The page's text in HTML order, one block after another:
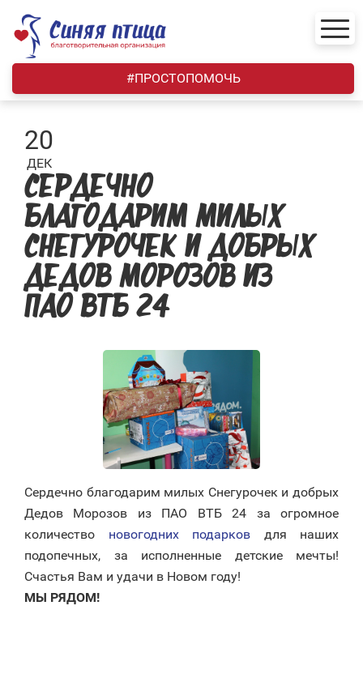
content
#ПРОСТОПОМОЧЬ
20
ДЕК
СЕРДЕЧНО
БЛАГОДАРИМ МИЛЫХ
СНЕГУРОЧЕК И ДОБРЫХ
ДЕДОВ МОРОЗОВ ИЗ
ПАО ВТБ 24
Сердечно благодарим милых Снегурочек и добрых
Дедов Морозов из ПАО ВТБ 24 за огромное
количество новогодних подарков для наших
подопечных, за исполненные детские мечты!
Счастья Вам и удачи в Новом году!
МЫ РЯДОМ!